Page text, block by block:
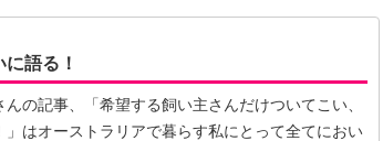
語る！
の記事、「希望する飼い主さんだけついてこい、
はオーストラリアで暮らす私にとって全てにおい